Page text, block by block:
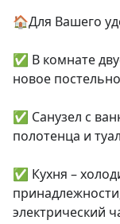
🏠Для Вашего
✅ В комнате
новое
✅ Санузел с
полотенца и
✅ Кухня –
электрический